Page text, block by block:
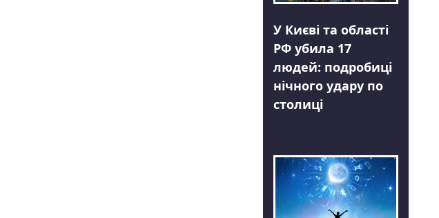
У Києві та області
РФ убила 17
людей: подробиці
нічного удару по
столиці